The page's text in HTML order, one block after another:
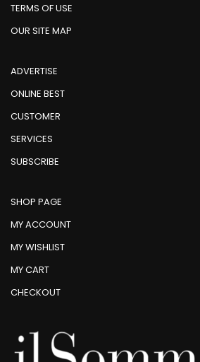
TERMS OF USE
OUR SITE MAP
ADVERTISE
ONLINE BEST
CUSTOMER
SERVICES
SUBSCRIBE
SHOP PAGE
MY ACCOUNT
MY WISHLIST
MY CART
CHECKOUT